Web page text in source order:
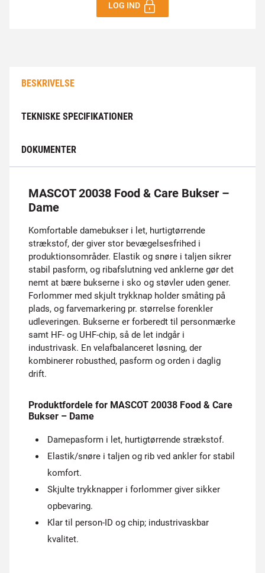
LOG IND
BESKRIVELSE
TEKNISKE SPECIFIKATIONER
DOKUMENTER
MASCOT 20038 Food & Care Bukser –
Dame
Komfortable damebukser i let, hurtigtørrende
strækstof, der giver stor bevægelsesfrihed i
produktionsområder. Elastik og snøre i taljen sikrer
stabil pasform, og ribafslutning ved anklerne gør det
nemt at bære bukserne i sko og støvler uden gener.
Forlommer med skjult trykknap holder småting på
plads, og farvemarkering pr. størrelse forenkler
udleveringen. Bukserne er forberedt til personmærke
samt HF- og UHF-chip, så de let indgår i
industrivask. En velafbalanceret løsning, der
kombinerer robusthed, pasform og orden i daglig
drift.
Produktfordele for MASCOT 20038 Food & Care
Bukser – Dame
Damepasform i let, hurtigtørrende strækstof.
Elastik/snøre i taljen og rib ved ankler for stabil
komfort.
Skjulte trykknapper i forlommer giver sikker
opbevaring.
Klar til person-ID og chip; industrivaskbar
kvalitet.